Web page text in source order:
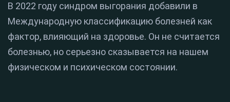
В 2022 году синдром выгорания добавили в
Международную классификацию болезней как
фактор, влияющий на здоровье. Он не считается
болезнью, но серьезно сказывается на нашем
физическом и психическом состоянии.